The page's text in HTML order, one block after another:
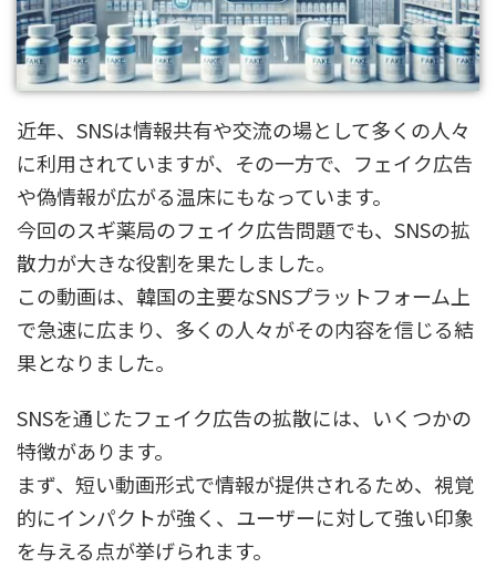
近年、SNSは情報共有や交流の場として多くの人々
に利用されていますが、その一方で、フェイク広告
や偽情報が広がる温床にもなっています。
今回のスギ薬局のフェイク広告問題でも、SNSの拡
散力が大きな役割を果たしました。
この動画は、韓国の主要なSNSプラットフォーム上
で急速に広まり、多くの人々がその内容を信じる結
果となりました。
SNSを通じたフェイク広告の拡散には、いくつかの
特徴があります。
まず、短い動画形式で情報が提供されるため、視覚
的にインパクトが強く、ユーザーに対して強い印象
を与える点が挙げられます。